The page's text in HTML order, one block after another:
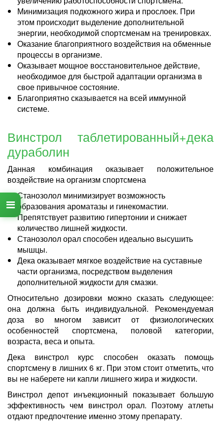
Минимизация подкожного жира и прослоек. При
этом происходит выделение дополнительной
энергии, необходимой спортсменам на тренировках.
Оказание благоприятного воздействия на обменные
процессы в организме.
Оказывает мощное восстановительное действие,
необходимое для быстрой адаптации организма в
свое привычное состояние.
Благоприятно сказывается на всей иммунной
системе.
Винстрол таблетированный+дека
дураболин
Данная комбинация оказывает положительное
воздействие на организм спортсмена
Станозолол минимизирует возможность
образования ароматазы и гинекомастии.
Препятствует развитию гипертонии и снижает
количество лишней жидкости.
Станозолол орал способен идеально высушить
мышцы.
Дека оказывает мягкое воздействие на суставные
части организма, посредством выделения
дополнительной жидкости для смазки.
Относительно дозировки можно сказать следующее:
она должна быть индивидуальной. Рекомендуемая
доза во многом зависит от физиологических
особенностей спортсмена, половой категории,
возраста, веса и опыта.
Дека винстрол курс способен оказать помощь
спортсмену в лишних 6 кг. При этом стоит отметить, что
вы не наберете ни капли лишнего жира и жидкости.
Винстрол депот инъекционный показывает большую
эффективность чем винстрол орал. Поэтому атлеты
отдают предпочтение именно этому препарату.